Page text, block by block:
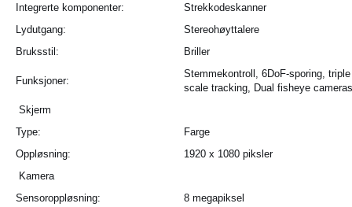
Integrerte komponenter:
Strekkodeskanner
Lydutgang:
Stereohøyttalere
Bruksstil:
Briller
Funksjoner:
Stemmekontroll, 6DoF-sporing,
scale tracking, Dual fisheye cameras
Skjerm
Type:
Farge
Oppløsning:
1920 x 1080 piksler
Kamera
Sensoroppløsning:
8 megapiksel